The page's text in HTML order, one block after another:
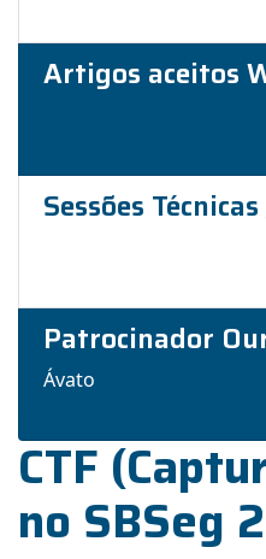
Artigos aceitos
Patrocinador
Ávato
CTF
no SBSeg